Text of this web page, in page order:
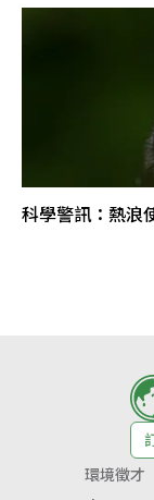
科學警訊：熱浪
環境徵才